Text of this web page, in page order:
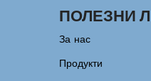
ПОЛЕЗНИ
За нас
Продукти